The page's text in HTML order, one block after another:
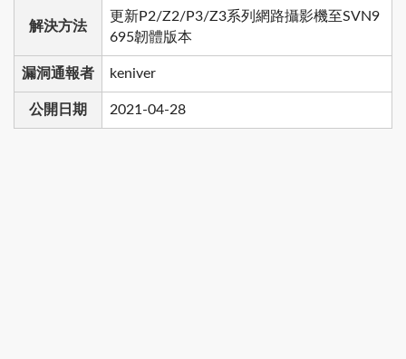
解決方法
更新P2/Z2/P3/Z3系列網路攝影機至SVN9
695韌體版本
漏洞通報者 keniver
公開日期 2021-04-28